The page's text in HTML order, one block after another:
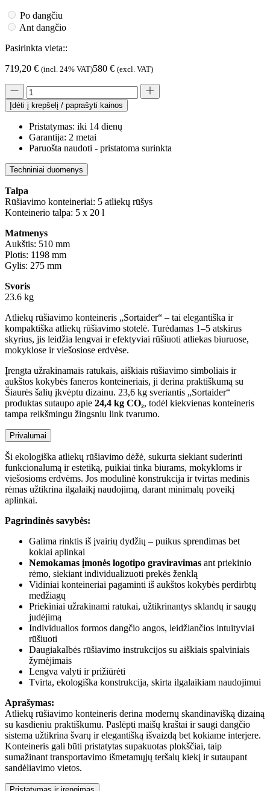
Po dangčiu
Ant dangčio
Pasirinkta vieta::
719,20 € (incl. 24% VAT)580 € (excl. VAT)
Įdėti į krepšelį / paprašyti kainos
Pristatymas: iki 14 dienų
Garantija: 2 metai
Paruošta naudoti - pristatoma surinkta
Techniniai duomenys
Talpa
Rūšiavimo konteineriai: 5 atliekų rūšys
Konteinerio talpa: 5 x 20 l
Matmenys
Aukštis: 510 mm
Plotis: 1198 mm
Gylis: 275 mm
Svoris
23.6 kg
Atliekų rūšiavimo konteineris „Sortaider“ – tai elegantiška ir
kompaktiška atliekų rūšiavimo stotelė. Turėdamas 1–5 atskirus
skyrius, jis leidžia lengvai ir efektyviai rūšiuoti atliekas biuruose,
mokyklose ir viešosiose erdvėse.
Įrengta užrakinamais ratukais, aiškiais rūšiavimo simboliais ir
aukštos kokybės faneros konteineriais, ji derina praktiškumą su
Šiaurės šalių įkvėptu dizainu. 23,6 kg sveriantis „Sortaider“
produktas sutaupo apie 24,4 kg CO₂, todėl kiekvienas konteineris
tampa reikšmingu žingsniu link tvarumo.
Privalumai
Ši ekologiška atliekų rūšiavimo dėžė, sukurta siekiant suderinti
funkcionalumą ir estetiką, puikiai tinka biurams, mokykloms ir
viešosioms erdvėms. Jos modulinė konstrukcija ir tvirtas medinis
rėmas užtikrina ilgalaikį naudojimą, darant minimalų poveikį
aplinkai.
Pagrindinės savybės:
Galima rinktis iš įvairių dydžių – puikus sprendimas bet
kokiai aplinkai
Nemokamas įmonės logotipo graviravimas ant priekinio
rėmo, siekiant individualizuoti prekės ženklą
Vidiniai konteineriai pagaminti iš aukštos kokybės perdirbtų
medžiagų
Priekiniai užrakinami ratukai, užtikrinantys sklandų ir saugų
judėjimą
Individualios formos dangčio angos, leidžiančios intuityviai
rūšiuoti
Daugiakalbės rūšiavimo instrukcijos su aiškiais spalviniais
žymėjimais
Lengva valyti ir prižiūrėti
Tvirta, ekologiška konstrukcija, skirta ilgalaikiam naudojimui
Aprašymas:
Atliekų rūšiavimo konteineris derina modernų skandinavišką dizainą
su kasdieniu praktiškumu. Paslėpti maišų kraštai ir saugi dangčio
sistema užtikrina švarų ir elegantišką išvaizdą bet kokiame interjere.
Konteineris gali būti pristatytas supakuotas plokščiai, taip
sumažinant transportavimo išmetamųjų teršalų kiekį ir sutaupant
sandėliavimo vietos.